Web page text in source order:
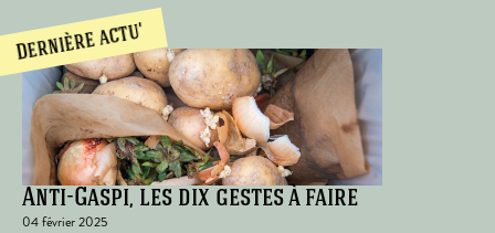
Anti-Gaspi, les dix gestes à faire
04 février 2025
Dernière actu'